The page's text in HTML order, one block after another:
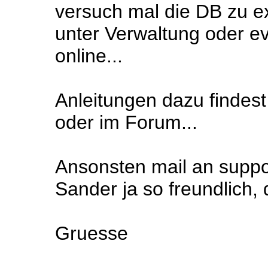
versuch mal die DB zu
unter Verwaltung oder
online...
Anleitungen dazu
oder im Forum...
Ansonsten mail an
Sander ja so freundlich,
Gruesse